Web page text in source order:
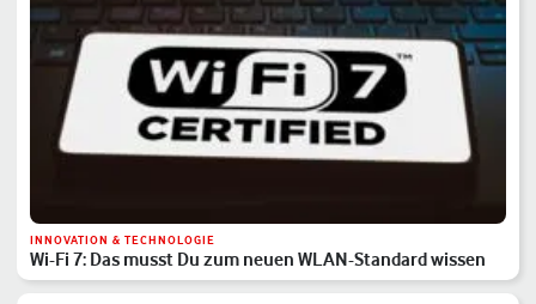
INNOVATION & TECHNOLOGIE
Wi-Fi 7: Das musst Du zum neuen WLAN-Standard wissen